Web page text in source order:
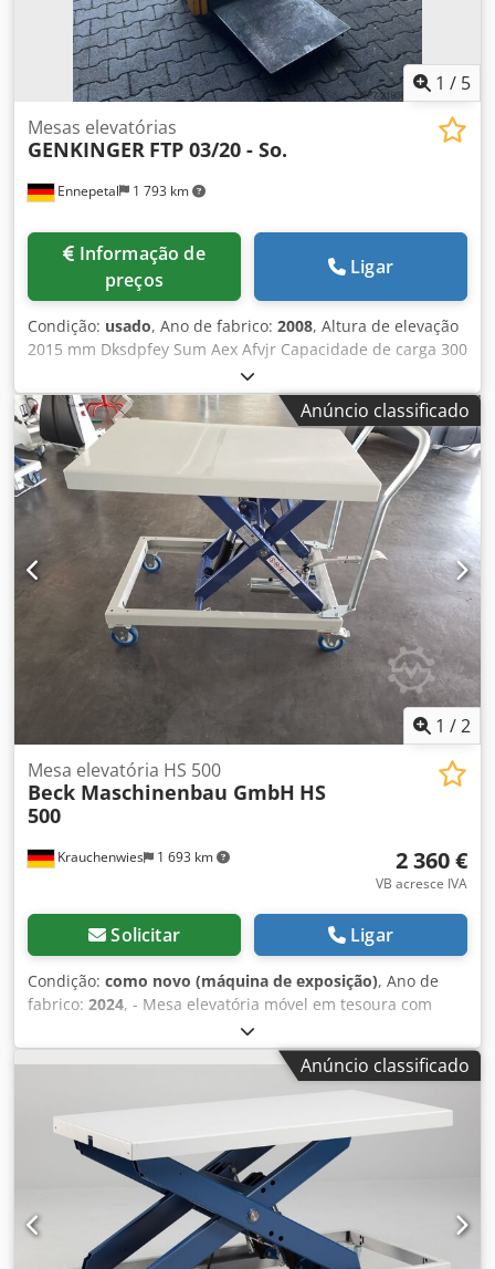
1 / 5
Ennepetal 1 793 km
Mesas elevatórias
GENKINGER FTP 03/20 - So.
preços
Ligar
Condição: usado, Ano de fabrico: 2008, Altura de elevação
2015 mm Dksdpfey Sum Aex Afvjr Capacidade de carga 300
Anúncio classificado
1 /2
Krauchenwies 1 693 km
Mesa elevatória HS 500
Beck Maschinenbau GmbH HS
500
2 360 €
VB acresce IVA
Solicitar Ligar
Condição: como novo (máquina de exposição), Ano de
fabrico: 2024, - Mesa elevatória móvel em tesoura com
uma única tesoura - com placa de chapa lisa e cabo de
empurrar - A operação para o curso ascendente /
descendente é feita através de uma bomba hidráulica de
pé Dodpfx Ajfhbv Tjfvokr - Capacidade de carga 500 kg -
Altura de construção 400 mm - Curso útil 540 mm - Altura
máxima 940 mm - Tamanho da plataforma 1100 mm x 700
mm - Peso morto 148 kg - 2 rodízios giratórios com travão,
2 rodízios fixos sem travão - Roda Ø 150 mm -
Revestimento em pó lacado e estrutura da plataforma
cinza claro RAL 7035, tesoura em azul violáceo RAL 5000
Anúncio classificado